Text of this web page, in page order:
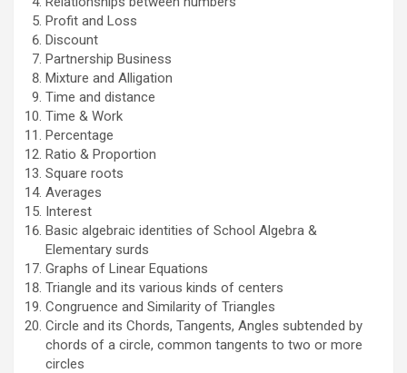
Profit and Loss
Discount
Partnership Business
Mixture and Alligation
Time and distance
Time & Work
Percentage
Ratio & Proportion
Square roots
Averages
Interest
Basic algebraic identities of School Algebra &
Elementary surds
Graphs of Linear Equations
Triangle and its various kinds of centers
Congruence and Similarity of Triangles
Circle and its Chords, Tangents, Angles subtended by
chords of a circle, common tangents to two or more
circles